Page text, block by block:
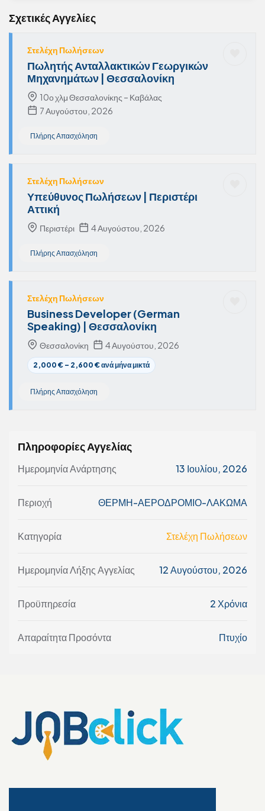
Σχετικές Αγγελίες
Στελέχη Πωλήσεων
Πωλητής Ανταλλακτικών Γεωργικών
Μηχανημάτων | Θεσσαλονίκη
10ο χλμ Θεσσαλονίκης – Καβάλας
7 Αυγούστου, 2026
Πλήρης Απασχόληση
Στελέχη Πωλήσεων
Υπεύθυνος Πωλήσεων | Περιστέρι
Αττική
Περιστέρι 4 Αυγούστου, 2026
Πλήρης Απασχόληση
Στελέχη Πωλήσεων
Business Developer (German
Speaking) | Θεσσαλονίκη
Θεσσαλονίκη 4 Αυγούστου, 2026
2,000 € – 2,600 € ανά μήνα μικτά
Πλήρης Απασχόληση
Πληροφορίες Αγγελίας
Ημερομηνία Ανάρτησης 13 Ιουλίου, 2026
Περιοχή ΘΕΡΜΗ-ΑΕΡΟΔΡΟΜΙΟ-ΛΑΚΩΜΑ
Κατηγορία Στελέχη Πωλήσεων
Ημερομηνία Λήξης Αγγελίας 12 Αυγούστου, 2026
Προϋπηρεσία 2 Χρόνια
Απαραίτητα Προσόντα Πτυχίο